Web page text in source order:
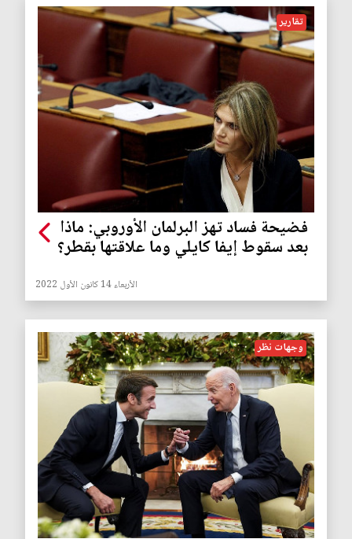
تقارير
فضيحة فساد تهز البرلمان الأوروبي: ماذا
بعد سقوط إيفا كايلي وما علاقتها بقطر؟
الأربعاء 14 كانون الأول 2022
وجهات نظر